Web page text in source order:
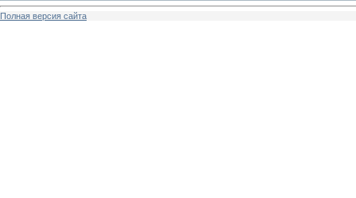
Полная версия сайта